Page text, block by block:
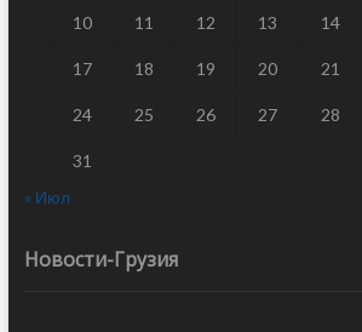
10 11 12 13 14
17 18 19 20 21
24 25 26 27 28
31
« Июл
Новости-Грузия